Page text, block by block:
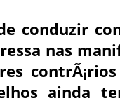
conduzir
nas
ainda